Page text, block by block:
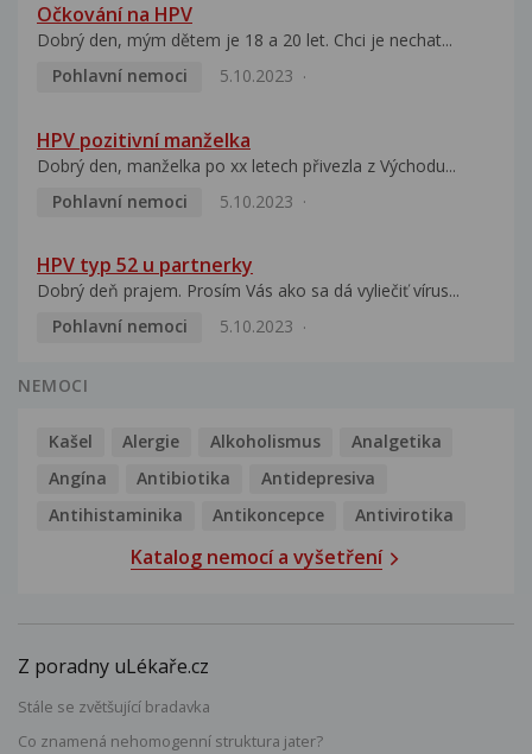
Očkování na HPV
Dobrý den, mým dětem je 18 a 20 let. Chci je nechat...
Pohlavní nemoci
5.10.2023
HPV pozitivní manželka
Dobrý den, manželka po xx letech přivezla z Východu...
Pohlavní nemoci
5.10.2023
HPV typ 52 u partnerky
Dobrý deň prajem. Prosím Vás ako sa dá vyliečiť vírus...
Pohlavní nemoci
5.10.2023
NEMOCI
Kašel Alergie Alkoholismus
Analgetika
Angína
Antibiotika
Antidepresiva
Antihistaminika
Antikoncepce Antivirotika
Katalog nemocí a vyšetření
Z poradny uLékaře.cz
Stále se zvětšující bradavka
Co znamená nehomogenní struktura jater?